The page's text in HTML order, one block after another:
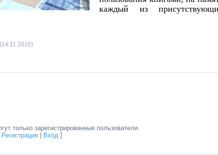
каждый из
только зарегистрированные пользователи.
Регистрация Вход ]